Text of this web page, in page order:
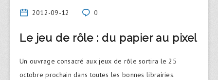
2012-09-12 0
Le jeu de rôle : du papier au pixel
Un ouvrage consacré aux jeux de rôle sortira le 25
octobre prochain dans toutes les bonnes librairies.